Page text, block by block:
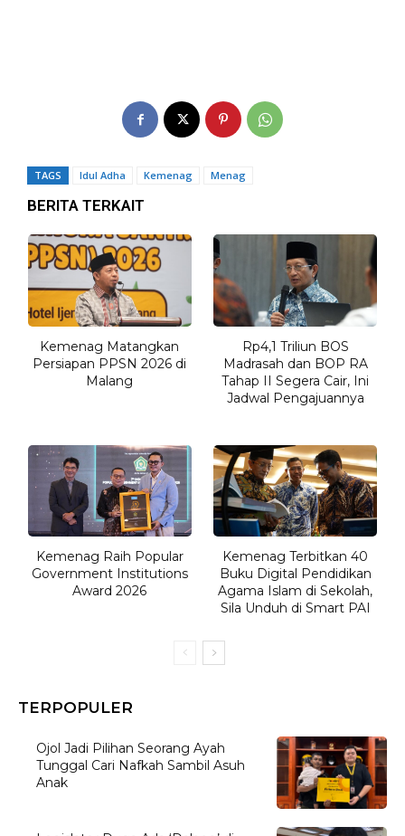
TAGS Idul Adha Kemenag Menag
BERITA TERKAIT
Kemenag Matangkan
Persiapan PPSN 2026 di
Malang
Rp4,1 Triliun BOS
Madrasah dan BOP RA
Tahap II Segera Cair, Ini
Jadwal Pengajuannya
Kemenag Raih Popular
Government Institutions
Award 2026
Kemenag Terbitkan 40
Buku Digital Pendidikan
Agama Islam di Sekolah,
Sila Unduh di Smart PAI
TERPOPULER
Ojol Jadi Pilihan Seorang Ayah
Tunggal Cari Nafkah Sambil Asuh
Anak